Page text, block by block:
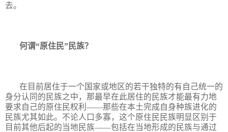
去。
何谓“原住民”民族？
在目前居住于一个国家或地区的若干独特的有自己统一的
身分认同的民族之中，那最早在此居住的民族才能最有力地
要求自己的原住民权利——那些在本土完成自身种族进化的
民族尤其如此。不论人口多寡，这个原住民民族明显区别于
目前其他后起的当地民族——包括在当地形成的民族与通过